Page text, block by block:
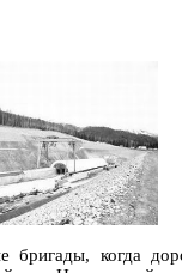
бригады, когда